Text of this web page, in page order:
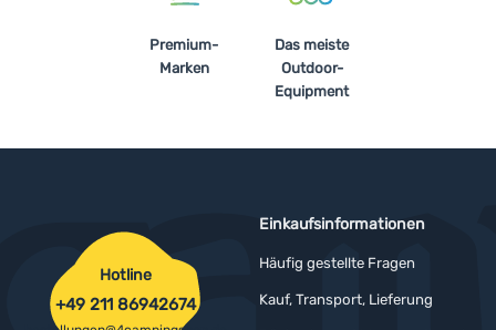
Premium-
Marken
Das meiste
Outdoor-
Equipment
Einkaufsinformationen
Häufig gestellte Fragen
Kauf, Transport, Lieferung
Hotline
+49 211 86942674